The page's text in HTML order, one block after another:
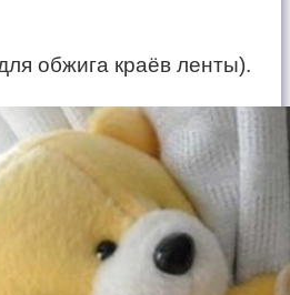
обжига краёв ленты).